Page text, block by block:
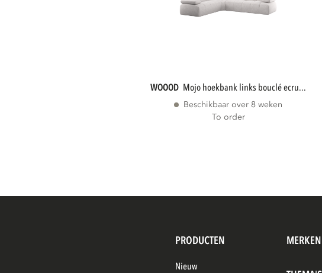
WOOOD mojo hoekbank links bouclé ecru...
Beschikbaar over 8 weken
To order
PRODUCTEN MERKEN
Nieuw